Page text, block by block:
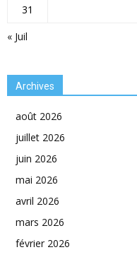
« Juil
31
Archives
août 2026
juillet 2026
juin 2026
mai 2026
avril 2026
mars 2026
février 2026